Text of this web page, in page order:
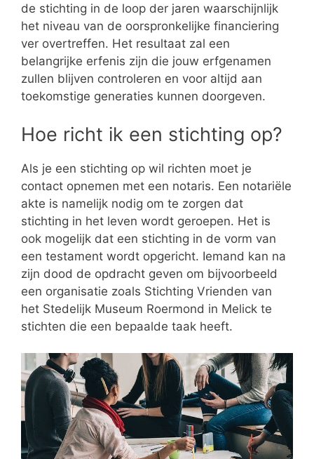
de stichting in de loop der jaren waarschijnlijk
het niveau van de oorspronkelijke financiering
ver overtreffen. Het resultaat zal een
belangrijke erfenis zijn die jouw erfgenamen
zullen blijven controleren en voor altijd aan
toekomstige generaties kunnen doorgeven.
Hoe richt ik een stichting op?
Als je een stichting op wil richten moet je
contact opnemen met een notaris. Een notariële
akte is namelijk nodig om te zorgen dat
stichting in het leven wordt geroepen. Het is
ook mogelijk dat een stichting in de vorm van
een testament wordt opgericht. Iemand kan na
zijn dood de opdracht geven om bijvoorbeeld
een organisatie zoals Stichting Vrienden van
het Stedelijk Museum Roermond in Melick te
stichten die een bepaalde taak heeft.